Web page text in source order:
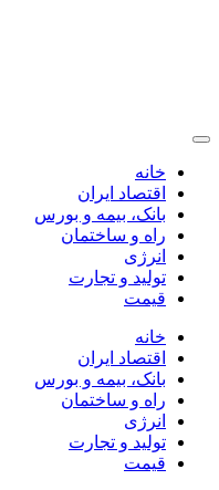
خانه
اقتصاد ایران
بانک، بیمه و بورس
راه و ساختمان
انرژی
تولید و تجارت
قیمت
خانه
اقتصاد ایران
بانک، بیمه و بورس
راه و ساختمان
انرژی
تولید و تجارت
قیمت